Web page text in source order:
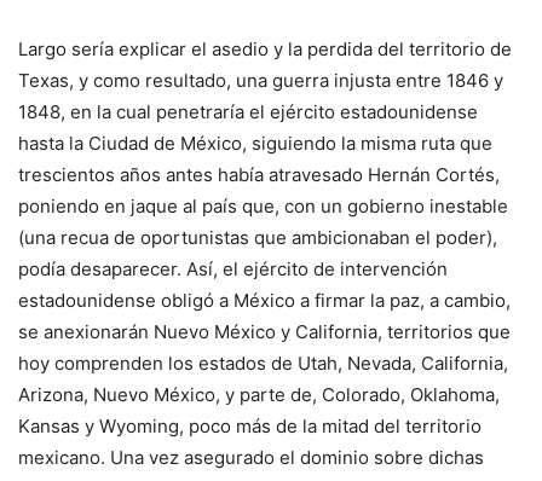
Largo sería explicar el asedio y la perdida del territorio de
Texas, y como resultado, una guerra injusta entre 1846 y
1848, en la cual penetraría el ejército estadounidense
hasta la Ciudad de México, siguiendo la misma ruta que
trescientos años antes había atravesado Hernán Cortés,
poniendo en jaque al país que, con un gobierno inestable
(una recua de oportunistas que ambicionaban el poder),
podía desaparecer. Así, el ejército de intervención
estadounidense obligó a México a firmar la paz, a cambio,
se anexionarán Nuevo México y California, territorios que
hoy comprenden los estados de Utah, Nevada, California,
Arizona, Nuevo México, y parte de, Colorado, Oklahoma,
Kansas y Wyoming, poco más de la mitad del territorio
mexicano. Una vez asegurado el dominio sobre dichas